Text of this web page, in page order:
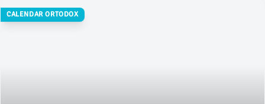
CALENDAR ORTODOX